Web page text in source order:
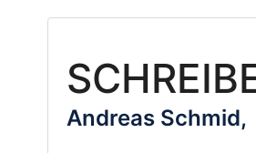
Andreas Schmid,